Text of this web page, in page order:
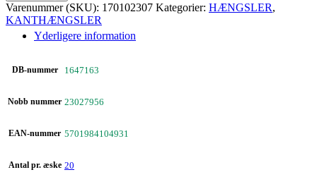
Varenummer (SKU): 170102307 Kategorier: HÆNGSLER,
KANTHÆNGSLER
Yderligere information
DB-nummer 1647163
Nobb nummer 23027956
EAN-nummer 5701984104931
Antal pr. æske 20